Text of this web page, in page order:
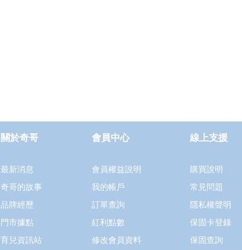
關於奇哥
最新消息
奇哥的故事
品牌經歷
門市據點
育兒資訊站
會員中心
會員權益說明
我的帳戶
訂單查詢
紅利點數
修改會員資料
線上支援
購買說明
常見問題
隱私權聲明
保固卡登錄
保固查詢